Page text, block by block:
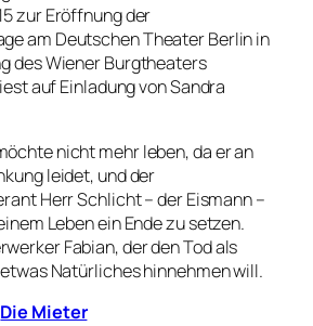
zur Eröffnung der
am Deutschen Theater Berlin in
des Wiener Burgtheaters
auf Einladung von Sandra
nicht mehr leben, da er an
leidet, und der
Herr Schlicht – der Eismann –
Leben ein Ende zu setzen.
Fabian, der den Tod als
Natürliches hinnehmen will.
Die Mieter